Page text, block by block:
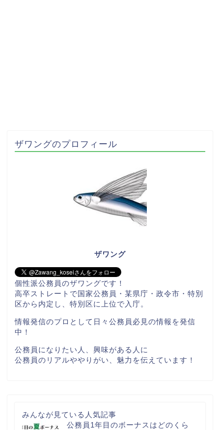
ザワングのプロフィール
ザワング
個性派公務員のザワングです！
高卒ストレートで国家公務員・某県庁・政令市・特別
区から内定し、特別区に上位で入庁。
情報発信のプロとして日々公務員必見の情報を発信
中！
公務員になりたい人、興味がある人に
公務員のリアルややりがい、魅力を伝えています！
みんなが見ている人気記事
公務員1年目のボーナスはどのくら